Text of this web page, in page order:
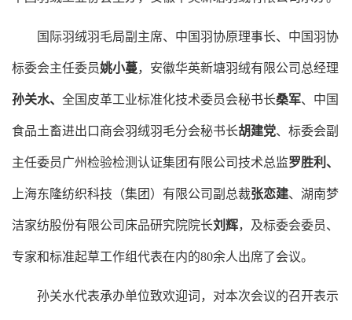
国际羽绒羽毛局副主席、中国羽协原理事长、中国羽协
标委会主任委员姚小蔓，安徽华英新塘羽绒有限公司总经理
孙关水、 全国皮革工业标准化技术委员会秘书长桑军、中国
食品土畜进出口商会羽绒羽毛分会秘书长胡建党、标委会副
主任委员广州检验检测认证集团有限公司技术总监罗胜利、
上海东隆纺织科技（集团）有限公司副总裁张恋建、湖南梦
洁家纺股份有限公司床品研究院院长刘辉，及标委会委员、
专家和标准起草工作组代表在内的80余人出席了会议。
孙关水代表承办单位致欢迎词，对本次会议的召开表示